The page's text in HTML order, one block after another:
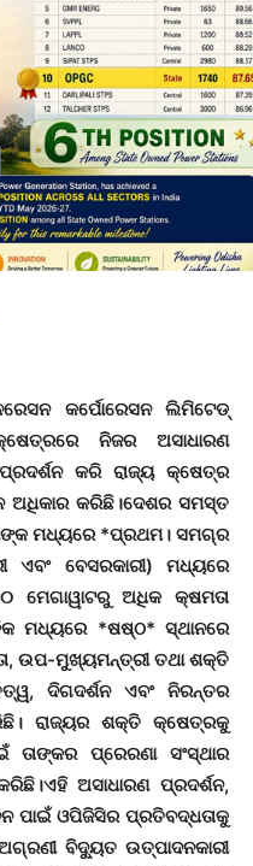
କର୍ପୋରେସନ ଲିମିଟେଡ୍
ନିଜର ଅସାଧାରଣ
ପ୍ରଦର୍ଶନ କରି ରାଜ୍ୟ କ୍ଷେତ୍ର
ଅଧିକାର କରିଛି।ଦେଶର ସମସ୍ତ
ମଧ୍ୟରେ *ପ୍ରଥମ। ସମଗ୍ର
ବେସରକାରୀ) ମଧ୍ୟରେ
ମେଗାୱାଟରୁ ଅଧିକ କ୍ଷମତା
ମଧ୍ୟରେ *ଷଷ୍ଠ* ସ୍ଥାନରେ
ଉପ-ମୁଖ୍ୟମନ୍ତ୍ରୀ ତଥା ଶକ୍ତି
ଦିଗଦର୍ଶନ ଏବଂ ନିରନ୍ତର
ରାଜ୍ୟର ଶକ୍ତି କ୍ଷେତ୍ରକୁ
ତାଙ୍କର ପ୍ରେରଣା ସଂସ୍ଥାର
ଅସାଧାରଣ ପ୍ରଦର୍ଶନ,
ପାଇଁ ଓପିଜିସିର ପ୍ରତିବଦ୍ଧତାକୁ
ବିଦ୍ୟୁତ ଉତ୍ପାଦନକାରୀ